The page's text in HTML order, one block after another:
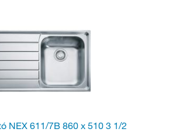
NEX 611/7B 860 x 510 3 1/2